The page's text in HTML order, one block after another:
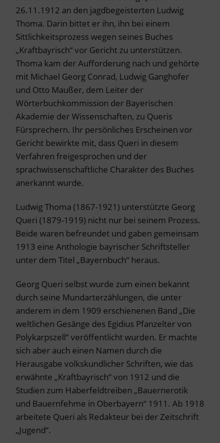
26.11.1912 an den jagdbegeisterten Ludwig
Thoma. Darin bittet er ihn, ihn bei einem
Sittlichkeitsprozess wegen seines Buches
„Kraftbayrisch“ vor Gericht zu unterstützen.
Thoma kam der Aufforderung nach und gehörte
mit Michael Georg Conrad, Ludwig Ganghofer
und Otto Maußer, dem Leiter der
Wörterbuchkommission der Bayerischen
Akademie der Wissenschaften, zu Queris
Fürsprechern. Ihr persönliches Erscheinen vor
Gericht bewirkte mit, dass Queri in diesem
Verfahren freigesprochen und der
sprachwissenschaftliche Charakter des Buches
anerkannt wurde.
Ludwig Thoma (1867-1921) unterstützte Georg
Queri (1879-1919) nicht nur bei seinem Prozess.
Beide waren befreundet und gaben gemeinsam
1913 eine Anthologie bayrischer Schriftsteller
unter dem Titel „Bayernbuch“ heraus.
Georg Queri selbst wurde zum einen bekannt
durch seine Mundarterzählungen, die unter
anderem in dem 1909 erschienenen Band „Die
weltlichen Gesänge des Egidius Pfanzelter von
Polykarpszell“ veröffentlicht wurden. Er machte
sich aber auch einen Namen durch die
Herausgabe volkskundlicher Schriften, wie das
erwähnte „Kraftbayrisch“ von 1912 und die
Studien zum Haberfeldtreiben „Bauernerotik
und Bauernfehme in Oberbayern“ 1911. Ab 1918
arbeitete Queri als Redakteur bei der Zeitschrift
„Jugend“.